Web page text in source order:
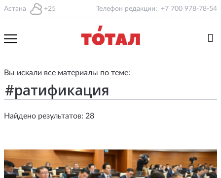
Астана +25 Телефон редакции: +7 700 978-78-54
Вы искали все материалы по теме:
Найдено результатов: 28